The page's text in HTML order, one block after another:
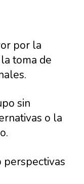
por la
toma de
sin
o la
perspectivas